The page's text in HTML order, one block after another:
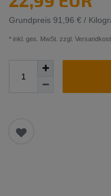
Grundpreis 91,96 € /
* inkl. ges. MwSt. zzgl.